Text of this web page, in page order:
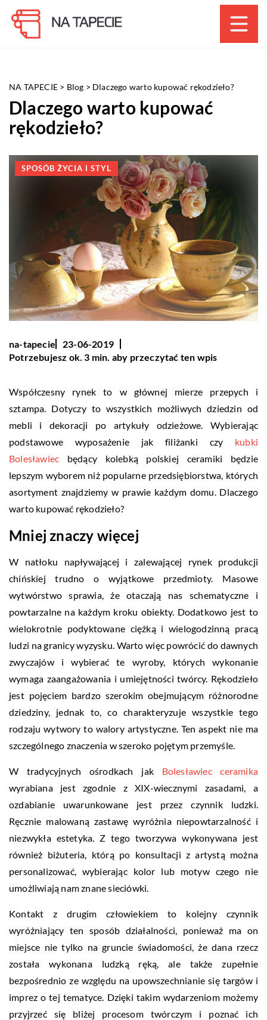
NA TAPECIE > Blog > Dlaczego warto kupować rękodzieło?
Dlaczego warto kupować
rękodzieło?
SPOSÓB ŻYCIA I STYL
na-tapecie
23-06-2019
Potrzebujesz ok. 3 min. aby przeczytać ten wpis
Współczesny rynek to w głównej mierze przepych i
sztampa. Dotyczy to wszystkich możliwych dziedzin od
mebli i dekoracji po artykuły odzieżowe. Wybierając
podstawowe wyposażenie jak filiżanki czy kubki
Bolesławiec będący kolebką polskiej ceramiki będzie
lepszym wyborem niż popularne przedsiębiorstwa, których
asortyment znajdziemy w prawie każdym domu. Dlaczego
warto kupować rękodzieło?
Mniej znaczy więcej
W natłoku napływającej i zalewającej rynek produkcji
chińskiej trudno o wyjątkowe przedmioty. Masowe
wytwórstwo sprawia, że otaczają nas schematyczne i
powtarzalne na każdym kroku obiekty. Dodatkowo jest to
wielokrotnie podyktowane ciężką i wielogodzinną pracą
ludzi na granicy wyzysku. Warto więc powrócić do dawnych
zwyczajów i wybierać te wyroby, których wykonanie
wymaga zaangażowania i umiejętności twórcy. Rękodzieło
jest pojęciem bardzo szerokim obejmującym różnorodne
dziedziny, jednak to, co charakteryzuje wszystkie tego
rodzaju wytwory to walory artystyczne. Ten aspekt nie ma
szczególnego znaczenia w szeroko pojętym przemyśle.
W tradycyjnych ośrodkach jak Bolesławiec ceramika
wyrabiana jest zgodnie z XIX-wiecznymi zasadami, a
ozdabianie uwarunkowane jest przez czynnik ludzki.
Ręcznie malowaną zastawę wyróżnia niepowtarzalność i
niezwykła estetyka. Z tego tworzywa wykonywana jest
również biżuteria, którą po konsultacji z artystą można
personalizować, wybierając kolor lub motyw czego nie
umożliwiają nam znane sieciówki.
Kontakt z drugim człowiekiem to kolejny czynnik
wyróżniający ten sposób działalności, ponieważ ma on
miejsce nie tylko na gruncie świadomości, że dana rzecz
została wykonana ludzką ręką, ale także zupełnie
bezpośrednio ze względu na upowszechnianie się targów i
imprez o tej tematyce. Dzięki takim wydarzeniom możemy
przyjrzeć się bliżej procesom twórczym i poznać ich